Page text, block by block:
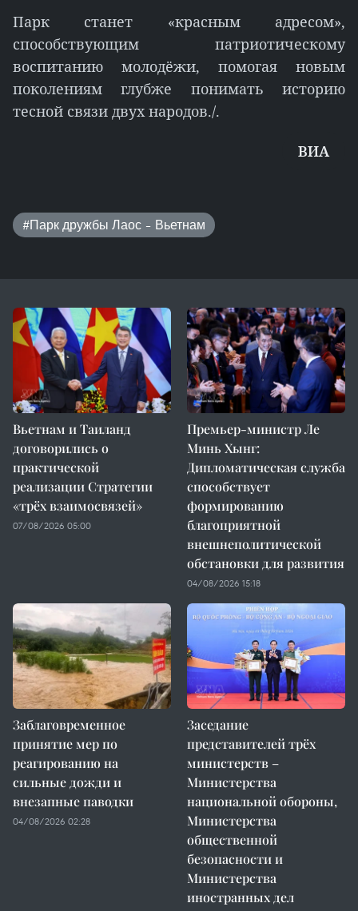
Парк станет «красным адресом»,
способствующим патриотическому
воспитанию молодёжи, помогая новым
поколениям глубже понимать историю
тесной связи двух народов./.
ВИА
#Парк дружбы Лаос – Вьетнам
Вьетнам и Таиланд
договорились о
практической
реализации Стратегии
«трёх взаимосвязей»
07/08/2026 05:00
Премьер-министр Ле
Минь Хынг:
Дипломатическая служба
способствует
формированию
благоприятной
внешнеполитической
обстановки для развития
04/08/2026 15:18
Заблаговременное
принятие мер по
реагированию на
сильные дожди и
внезапные паводки
04/08/2026 02:28
Заседание
представителей трёх
министерств –
Министерства
национальной обороны,
Министерства
общественной
безопасности и
Министерства
иностранных дел